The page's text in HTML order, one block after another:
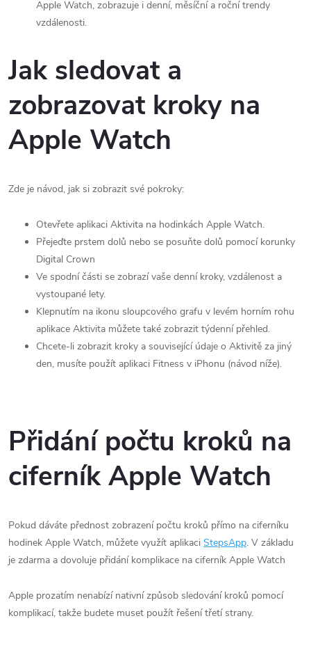
Apple Watch, zobrazuje i denní, měsíční a roční trendy
vzdálenosti.
Jak sledovat a
zobrazovat kroky na
Apple Watch
Zde je návod, jak si zobrazit své pokroky:
Otevřete aplikaci Aktivita na hodinkách Apple Watch.
Přejeďte prstem dolů nebo se posuňte dolů pomocí korunky
Digital Crown
Ve spodní části se zobrazí vaše denní kroky, vzdálenost a
vystoupané lety.
Klepnutím na ikonu sloupcového grafu v levém horním rohu
aplikace Aktivita můžete také zobrazit týdenní přehled.
Chcete-li zobrazit kroky a související údaje o Aktivitě za jiný
den, musíte použít aplikaci Fitness v iPhonu (návod níže).
Přidání počtu kroků na
ciferník Apple Watch
Pokud dáváte přednost zobrazení počtu kroků přímo na ciferníku
hodinek Apple Watch, můžete využít aplikaci StepsApp. V základu
je zdarma a dovoluje přidání komplikace na ciferník Apple Watch
Apple prozatím nenabízí nativní způsob sledování kroků pomocí
komplikací, takže budete muset použít řešení třetí strany.